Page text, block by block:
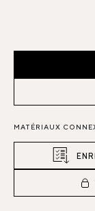
MATÉRIAUX